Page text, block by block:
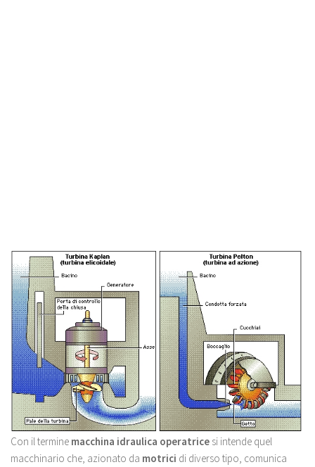
Con il termine macchina idraulica operatrice si intende quel
macchinario che, azionato da motrici di diverso tipo, comunica